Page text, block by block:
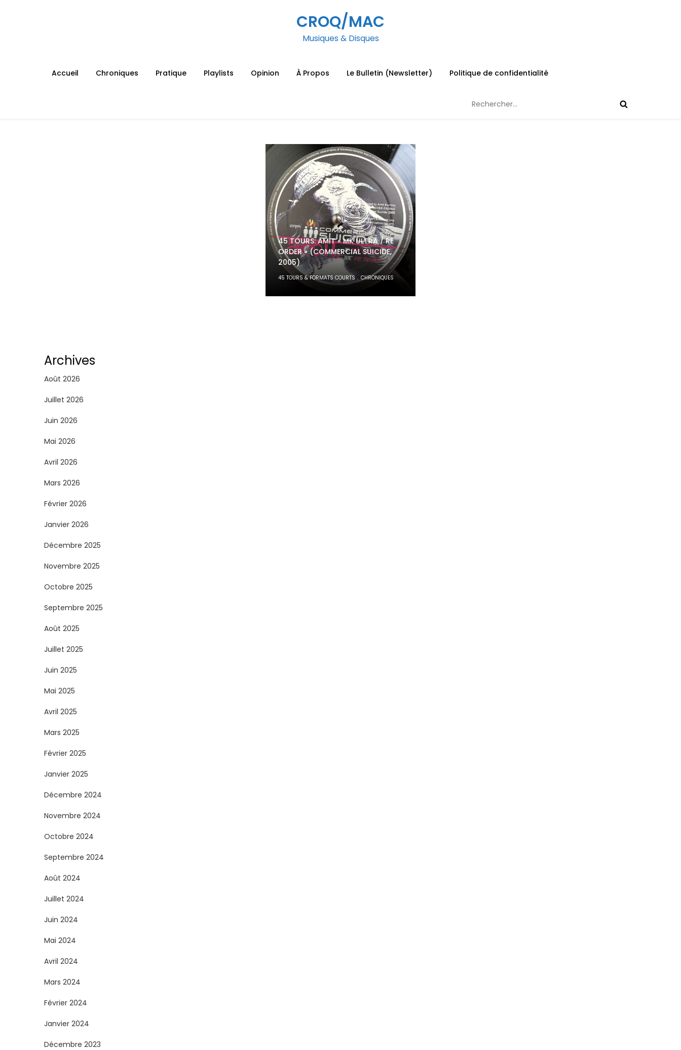
CROQ/MAC
Musiques & Disques
Accueil Chroniques Pratique Playlists Opinion À Propos Le Bulletin (Newsletter) Politique de confidentialité
45 TOURS: AMIT « MK ULTRA / RE
ORDER » (COMMERCIAL SUICIDE,
2005)
45 TOURS & FORMATS COURTS,CHRONIQUES
Archives
Août 2026
Juillet 2026
Juin 2026
Mai 2026
Avril 2026
Mars 2026
Février 2026
Janvier 2026
Décembre 2025
Novembre 2025
Octobre 2025
Septembre 2025
Août 2025
Juillet 2025
Juin 2025
Mai 2025
Avril 2025
Mars 2025
Février 2025
Janvier 2025
Décembre 2024
Novembre 2024
Octobre 2024
Septembre 2024
Août 2024
Juillet 2024
Juin 2024
Mai 2024
Avril 2024
Mars 2024
Février 2024
Janvier 2024
Décembre 2023